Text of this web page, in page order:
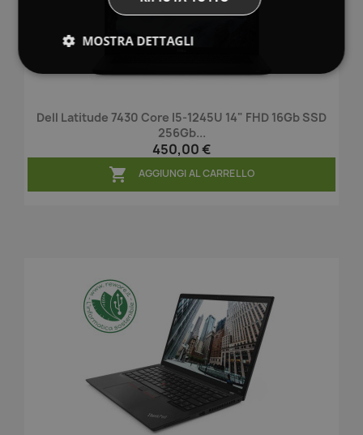
Dell Latitude 7430 Core I5-1245U 14" FHD 16Gb SSD
256Gb...
450,00 €
 AGGIUNGI AL CARRELLO
MOSTRA DETTAGLI